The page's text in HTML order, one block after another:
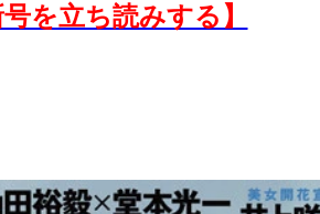
を立ち読みする】